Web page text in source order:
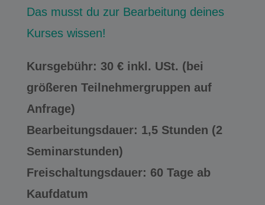
Das musst du zur Bearbeitung deines
Kurses wissen!
Kursgebühr: 30 € inkl. USt. (bei
größeren Teilnehmergruppen auf
Anfrage)
Bearbeitungsdauer: 1,5 Stunden (2
Seminarstunden)
Freischaltungsdauer: 60 Tage ab
Kaufdatum